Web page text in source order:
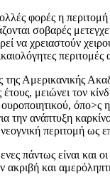
φορές η
σοβα­ρές
να χρειαστούν
της Αμερικανικής
έτους, μειώ­νει τον
όπο>ς
την ανάπτυξη
περιτομή ως
πάντως είναι και
ακριβή και